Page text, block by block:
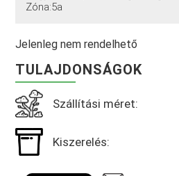
Zóna:5a
Jelenleg nem rendelhető
TULAJDONSÁGOK
Szállítási méret:
Kiszerelés: